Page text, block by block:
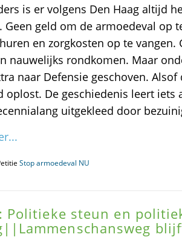
is er volgens Den Haag altijd
Geen geld om de armoedeval op
en zorgkosten op te vangen.
nauwelijks rondkomen. Maar
naar Defensie geschoven.
oplost. De geschiedenis leert iets
uitgekleed door
Stop armoedeval NU
Politieke steun en